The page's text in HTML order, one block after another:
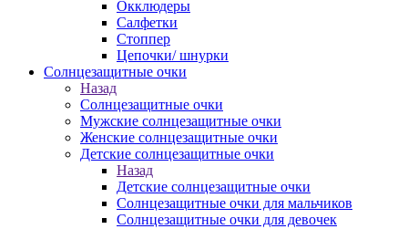
Окклюдеры
Салфетки
Стоппер
Цепочки/ шнурки
Солнцезащитные очки
Назад
Солнцезащитные очки
Мужские солнцезащитные очки
Женские солнцезащитные очки
Детские солнцезащитные очки
Назад
Детские солнцезащитные очки
Солнцезащитные очки для мальчиков
Солнцезащитные очки для девочек